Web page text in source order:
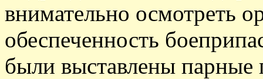
внимательно осмотреть
обеспеченность
были выставлены парные